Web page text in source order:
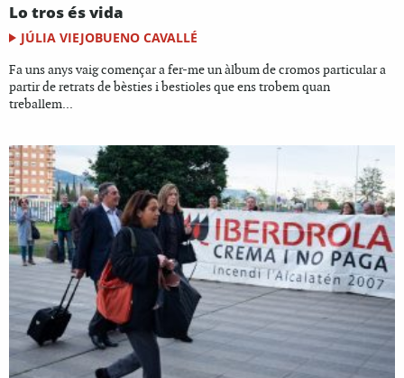
Lo tros és vida
JÚLIA VIEJOBUENO CAVALLÉ
Fa uns anys vaig començar a fer-me un àlbum de cromos particular a
partir de retrats de bèsties i bestioles que ens trobem quan
treballem...